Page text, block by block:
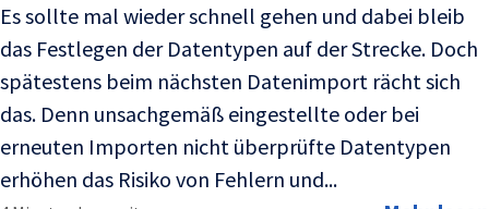
Es sollte mal wieder schnell gehen und dabei bleib
das Festlegen der Datentypen auf der Strecke. Doch
spätestens beim nächsten Datenimport rächt sich
das. Denn unsachgemäß eingestellte oder bei
erneuten Importen nicht überprüfte Datentypen
erhöhen das Risiko von Fehlern und...